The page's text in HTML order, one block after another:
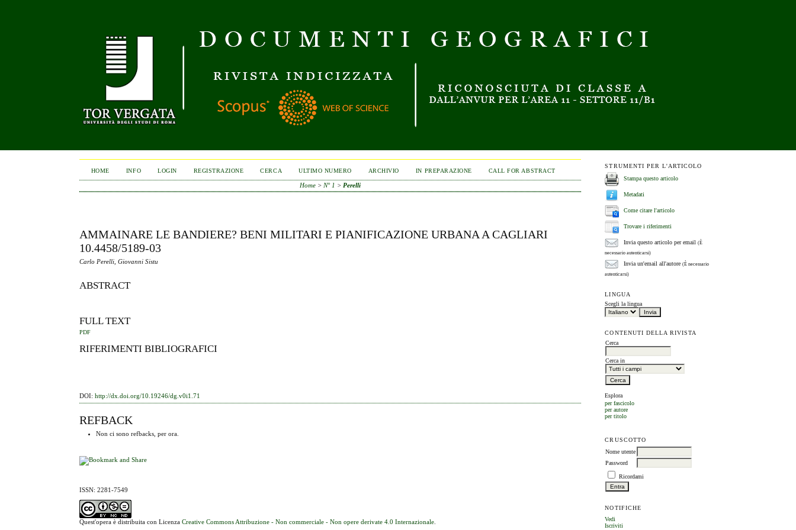
STRUMENTI PER L'ARTICOLO
Stampa questo articolo
Metadati
Come citare l'articolo
Trovare i riferimenti
Invia questo articolo per email(È
necessario autenticarsi)
Invia un'email all'autore(È necessario
autenticarsi)
LINGUA
Scegli la lingua
CONTENUTI DELLA RIVISTA
Cerca
Cerca in
Esplora
per fascicolo
per autore
per titolo
CRUSCOTTO
Nome utente
Password
Ricordami
NOTIFICHE
Vedi
Iscriviti
HOME INFO LOGIN REGISTRAZIONE CERCA ULTIMO NUMERO ARCHIVIO IN PREPARAZIONE CALL FOR ABSTRACT
Home > N° 1 > Perelli
AMMAINARE LE BANDIERE? BENI MILITARI E PIANIFICAZIONE URBANA A CAGLIARI
10.4458/5189-03
Carlo Perelli, Giovanni Sistu
ABSTRACT
FULL TEXT
PDF
RIFERIMENTI BIBLIOGRAFICI
DOI:http://dx.doi.org/10.19246/dg.v0i1.71
REFBACK
Non ci sono refbacks, per ora.
ISSN: 2281-7549
Quest'opera è distribuita con LicenzaCreative Commons Attribuzione - Non commerciale - Non opere derivate 4.0 Internazionale